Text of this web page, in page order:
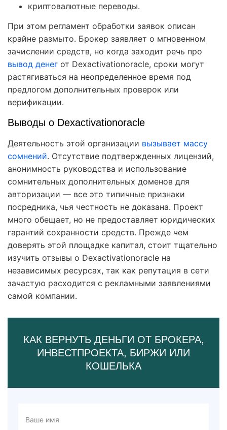
криптовалютные переводы.
При этом регламент обработки заявок описан
крайне размыто. Брокер заявляет о мгновенном
зачислении средств, но когда заходит речь про
вывод денег от Dexactivationoracle, сроки могут
растягиваться на неопределенное время под
предлогом дополнительных проверок или
верификации.
Выводы о Dexactivationoracle
Деятельность этой организации вызывает массу
сомнений. Отсутствие подтвержденных лицензий,
анонимность руководства и использование
сомнительных дополнительных доменов для
авторизации — все это типичные признаки
посредника, чья честность не доказана. Проект
много обещает, но не предоставляет юридических
гарантий сохранности средств. Прежде чем
доверять этой площадке капитал, стоит тщательно
изучить отзывы о Dexactivationoracle на
независимых ресурсах, так как репутация в сети
зачастую расходится с рекламными заявлениями
самой компании.
КАК ВЕРНУТЬ ДЕНЬГИ ОТ БРОКЕРА,
ИНВЕСТПРОЕКТА, БИРЖИ ИЛИ
КОШЕЛЬКА